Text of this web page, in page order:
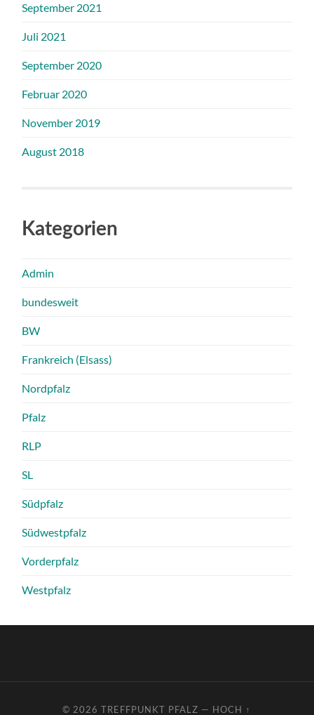
September 2021
Juli 2021
September 2020
Februar 2020
November 2019
August 2018
Kategorien
Admin
bundesweit
BW
Frankreich (Elsass)
Nordpfalz
Pfalz
RLP
SL
Südpfalz
Südwestpfalz
Vorderpfalz
Westpfalz
© 2026TREFFPUNKT PFALZ — HOCH ↑